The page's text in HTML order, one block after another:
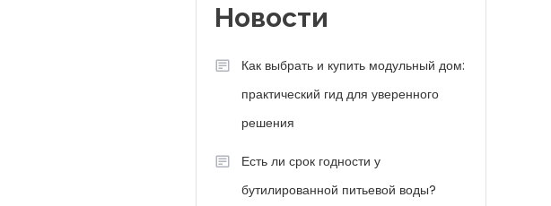
Новости
Как выбрать и купить модульный дом:
практический гид для уверенного
решения
Есть ли срок годности у
бутилированной питьевой воды?